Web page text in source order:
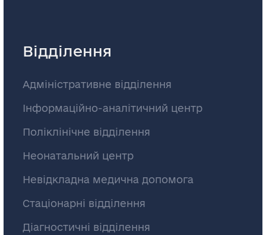
Відділення
Адміністративне відділення
Інформаційно-аналітичний центр
Поліклінічне відділення
Неонатальний центр
Невідкладна медична допомога
Стаціонарні відділення
Діагностичні відділення